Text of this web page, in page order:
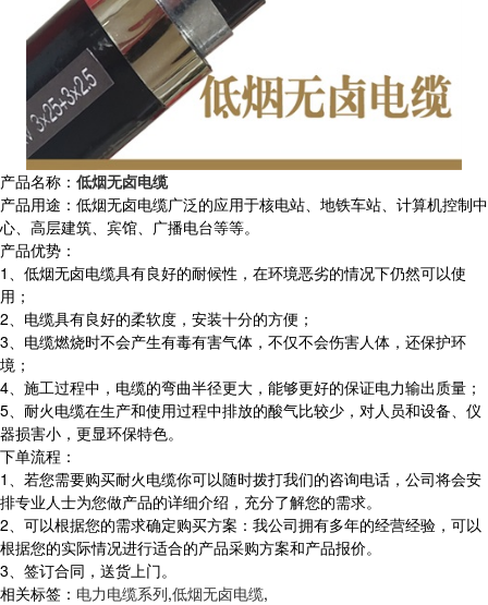
产品名称： 低烟无卤电缆
产品用途：低烟无卤电缆广泛的应用于核电站、地铁车站、计算机控制中
心、高层建筑、宾馆、广播电台等等。
产品优势：
1、低烟无卤电缆具有良好的耐候性，在环境恶劣的情况下仍然可以使
用；
2、电缆具有良好的柔软度，安装十分的方便；
3、电缆燃烧时不会产生有毒有害气体，不仅不会伤害人体，还保护环
境；
4、施工过程中，电缆的弯曲半径更大，能够更好的保证电力输出质量；
5、耐火电缆在生产和使用过程中排放的酸气比较少，对人员和设备、仪
器损害小，更显环保特色。
下单流程：
1、若您需要购买耐火电缆你可以随时拨打我们的咨询电话，公司将会安
排专业人士为您做产品的详细介绍，充分了解您的需求。
2、可以根据您的需求确定购买方案：我公司拥有多年的经营经验，可以
根据您的实际情况进行适合的产品采购方案和产品报价。
3、签订合同，送货上门。
相关标签： 电力电缆系列,低烟无卤电缆,